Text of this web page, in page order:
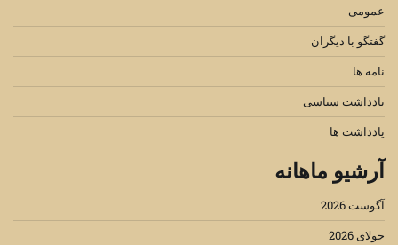
عمومی
گفتگو با دیگران
نامه ها
یادداشت سیاسی
یادداشت ها
آرشیو ماهانه
آگوست 2026
جولای 2026